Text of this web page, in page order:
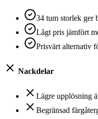
34 tum storlek ger
Lågt pris jämfört
Prisvärt alternativ
Nackdelar
Lägre upplösning
Begränsad